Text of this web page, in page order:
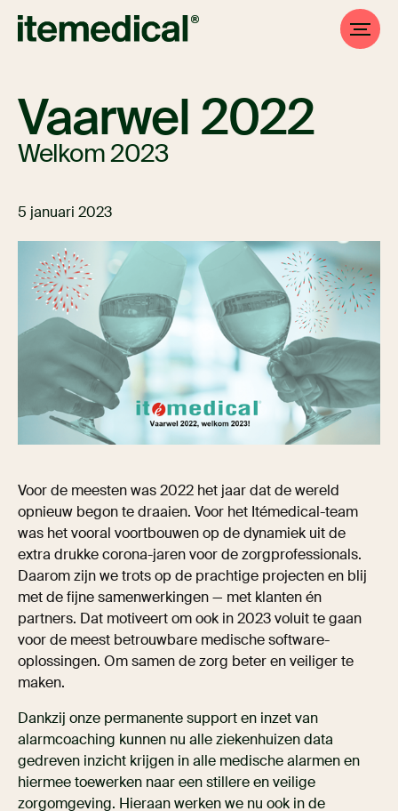
Vaarwel 2022
Welkom 2023
5 januari 2023
Voor de meesten was 2022 het jaar dat de wereld
opnieuw begon te draaien. Voor het Itémedical-team
was het vooral voortbouwen op de dynamiek uit de
extra drukke corona-jaren voor de zorgprofessionals.
Daarom zijn we trots op de prachtige projecten en blij
met de fijne samenwerkingen — met klanten én
partners. Dat motiveert om ook in 2023 voluit te gaan
voor de meest betrouwbare medische software-
oplossingen. Om samen de zorg beter en veiliger te
maken.
Dankzij onze permanente support en inzet van
alarmcoaching kunnen nu alle ziekenhuizen data
gedreven inzicht krijgen in alle medische alarmen en
hiermee toewerken naar een stillere en veilige
zorgomgeving. Hieraan werken we nu ook in de